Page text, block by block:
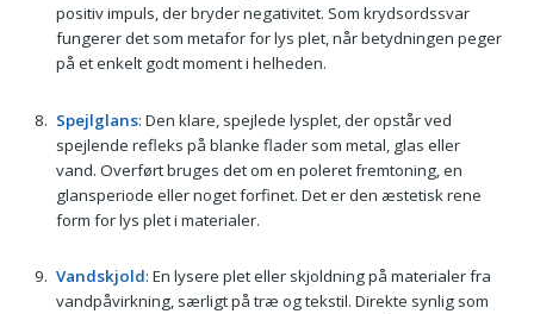
positiv impuls, der bryder negativitet. Som krydsordssvar
fungerer det som metafor for lys plet, når betydningen peger
på et enkelt godt moment i helheden.
Spejlglans: Den klare, spejlede lysplet, der opstår ved
spejlende refleks på blanke flader som metal, glas eller
vand. Overført bruges det om en poleret fremtoning, en
glansperiode eller noget forfinet. Det er den æstetisk rene
form for lys plet i materialer.
Vandskjold: En lysere plet eller skjoldning på materialer fra
vandpåvirkning, særligt på træ og tekstil. Direkte synlig som